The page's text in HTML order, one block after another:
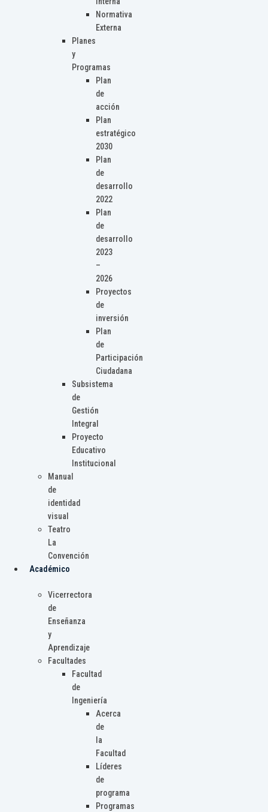
Normativa
Externa
Planes
y
Programas
Plan
de
acción
Plan
estratégico
2030
Plan
de
desarrollo
2022
Plan
de
desarrollo
2023
–
2026
Proyectos
de
inversión
Plan
de
Participación
Ciudadana
Subsistema
de
Gestión
Integral
Proyecto
Educativo
Institucional
Manual
de
identidad
visual
Teatro
La
Convención
Académico
Vicerrectora
de
Enseñanza
y
Aprendizaje
Facultades
Facultad
de
Ingeniería
Acerca
de
la
Facultad
Líderes
de
programa
Programas